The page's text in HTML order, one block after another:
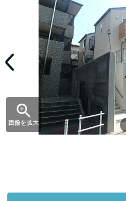
画像を拡大